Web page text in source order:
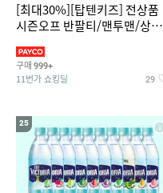
[최대30%][탑텐키즈] 전상품
시즌오프 반팔티/맨투맨/상하
구매 999+
11번가 쇼킹딜 29
25